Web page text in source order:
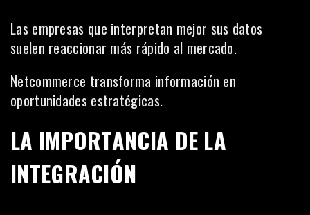
Las empresas que interpretan mejor sus datos
suelen reaccionar más rápido al mercado.
Netcommerce transforma información en
oportunidades estratégicas.
LA IMPORTANCIA DE LA
INTEGRACIÓN